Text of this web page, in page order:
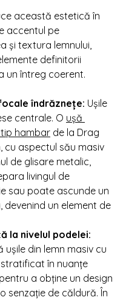
această estetică în
accentul pe
și textura lemnului,
definitorii
un întreg coerent.
îndrăznețe: Ușile
centrale. O ușă
hambar de la Drag
cu aspectul său masiv
de glisare metalic,
livingul de
sau poate ascunde un
devenind un element de
la nivelul podelei:
ușile din lemn masiv cu
în nuanțe
a obține un design
senzație de căldură. În